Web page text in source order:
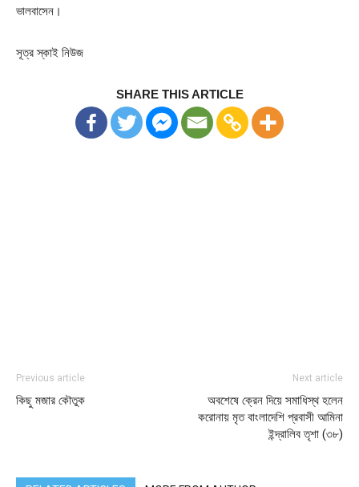
ভালবাসেন।
সূত্র স্কাই নিউজ
SHARE THIS ARTICLE
Previous article
কিছু মজার কৌতুক
Next article
অবশেষে ক্রেন দিয়ে সমাধিস্থ হলেন
করোনায় মৃত বাংলাদেশি প্রবাসী আমিনা
ইন্দ্রালিব তৃশা (৩৮)